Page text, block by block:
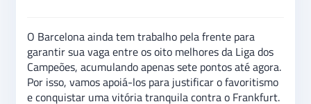
O Barcelona ainda tem trabalho pela frente para
garantir sua vaga entre os oito melhores da Liga dos
Campeões, acumulando apenas sete pontos até agora.
Por isso, vamos apoiá-los para justificar o favoritismo
e conquistar uma vitória tranquila contra o Frankfurt.